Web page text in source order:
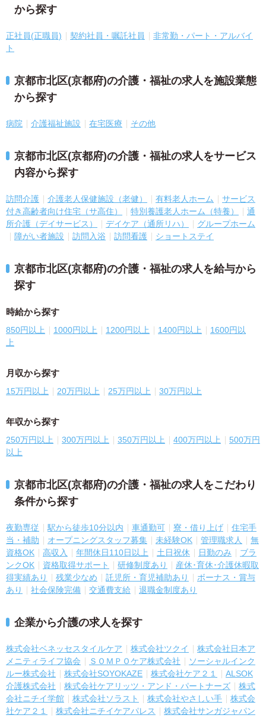
から探す
正社員(正職員) 契約社員・嘱託社員
非常勤・パート・アルバイ
ト
京都市北区(京都府)の介護・福祉の求人を施設業態
から探す
病院 介護福祉施設 在宅医療 その他
京都市北区(京都府)の介護・福祉の求人をサービス
内容から探す
訪問介護 介護老人保健施設（老健） 有料老人ホーム
サービス
付き高齢者向け住宅（サ高住）
特別養護老人ホーム（特養）
通
所介護（デイサービス）
デイケア（通所リハ）
グループホーム
障がい者施設
訪問入浴 訪問看護 ショートステイ
京都市北区(京都府)の介護・福祉の求人を給与から
探す
時給から探す
850円以上 1000円以上 1200円以上 1400円以上
1600円以
上
月収から探す
15万円以上 20万円以上 25万円以上 30万円以上
年収から探す
250万円以上 300万円以上 350万円以上 400万円以上
500万円
以上
京都市北区(京都府)の介護・福祉の求人をこだわり
条件から探す
夜勤専従 駅から徒歩10分以内 車通勤可 寮・借り上げ
住宅手
当・補助
オープニングスタッフ募集 未経験OK 管理職求人
無
資格OK
高収入 年間休日110日以上 土日祝休 日勤のみ
ブラ
ンクOK
資格取得サポート 研修制度あり
産休･育休･介護休暇取
得実績あり
残業少なめ 託児所・育児補助あり
ボーナス・賞与
あり
社会保険完備 交通費支給 退職金制度あり
企業から介護の求人を探す
株式会社ベネッセスタイルケア 株式会社ツクイ
株式会社日本ア
メニティライフ協会
ＳＯＭＰＯケア株式会社
ソーシャルインク
ルー株式会社
株式会社SOYOKAZE 株式会社ケア２１
ALSOK
介護株式会社
株式会社ケアリッツ・アンド・パートナーズ
株式
会社ニチイ学館
株式会社ソラスト 株式会社やさしい手
株式会
社ケア２１
株式会社ニチイケアパレス
株式会社サンガジャパン